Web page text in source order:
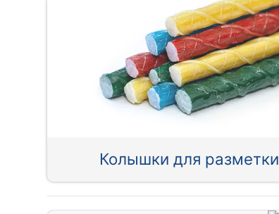
Колышки для разметки